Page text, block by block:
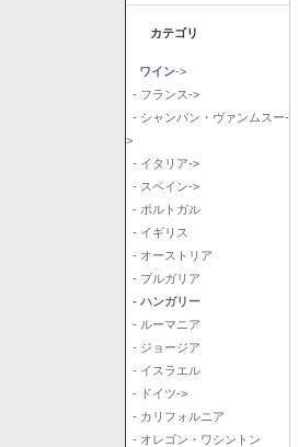
カテゴリ
ワイン->
- フランス->
- シャンパン・ヴァンムスー-
>
- イタリア->
- スペイン->
- ポルトガル
- イギリス
- オーストリア
- ブルガリア
- ハンガリー
- ルーマニア
- ジョージア
- イスラエル
- ドイツ->
- カリフォルニア
- オレゴン・ワシントン